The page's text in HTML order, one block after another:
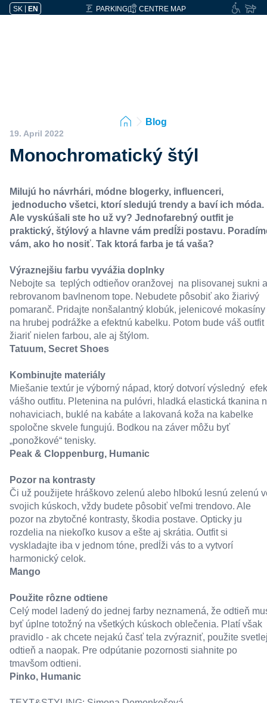
SK EN PARKING CENTRE MAP
Blog
19. April 2022
Monochromatický štýl
Milujú ho návrhári, módne blogerky, influenceri,
jednoducho všetci, ktorí sledujú trendy a baví ich móda.
Ale vyskúšali ste ho už vy? Jednofarebný outfit je
praktický, štýlový a hlavne vám predĺži postavu.
vám, ako ho nosiť. Tak ktorá farba je tá vaša?
Výraznejšiu farbu vyvážia doplnky
Nebojte sa teplých odtieňov oranžovej na plisovanej sukni a
rebrovanom bavlnenom tope. Nebudete pôsobiť ako žiarivý
pomaranč. Pridajte nonšalantný klobúk, jelenicové mokasíny
na hrubej podrážke a efektnú kabelku. Potom bude váš outfit
žiariť nielen farbou, ale aj štýlom.
Tatuum, Secret Shoes
Kombinujte materiály
Miešanie textúr je výborný nápad, ktorý dotvorí výsledný
vášho outfitu. Pletenina na pulóvri, hladká elastická tkanina
nohaviciach, buklé na kabáte a lakovaná koža na kabelke
spoločne skvele fungujú. Bodkou na záver môžu byť
„ponožkové“ tenisky.
Peak & Cloppenburg, Humanic
Pozor na kontrasty
Či už použijete hráškovo zelenú alebo hlbokú lesnú zelenú
svojich kúskoch, vždy budete pôsobiť veľmi trendovo. Ale
pozor na zbytočné kontrasty, škodia postave. Opticky ju
rozdelia na niekoľko kusov a ešte aj skrátia. Outfit si
vyskladajte iba v jednom tóne, predĺži vás to a vytvorí
harmonický celok.
Mango
Použite rôzne odtiene
Celý model ladený do jednej farby neznamená, že odtieň
byť úplne totožný na všetkých kúskoch oblečenia. Platí však
pravidlo - ak chcete nejakú časť tela zvýrazniť, použite
odtieň a naopak. Pre odpútanie pozornosti siahnite po
tmavšom odtieni.
Pinko, Humanic